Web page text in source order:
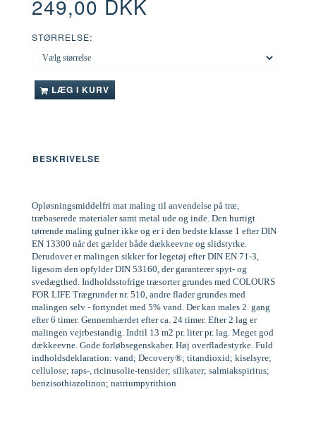
249,00 DKK
STØRRELSE:
LÆG I KURV
BESKRIVELSE
Opløsningsmiddelfri mat maling til anvendelse på træ,
træbaserede materialer samt metal ude og inde. Den hurtigt
tørrende maling gulner ikke og er i den bedste klasse 1 efter DIN
EN 13300 når det gælder både dækkeevne og slidstyrke.
Derudover er malingen sikker for legetøj efter DIN EN 71-3,
ligesom den opfylder DIN 53160, der garanterer spyt- og
svedægthed. Indholdsstofrige træsorter grundes med COLOURS
FOR LIFE Trægrunder nr. 510, andre flader grundes med
malingen selv - fortyndet med 5% vand. Der kan males 2. gang
efter 6 timer. Gennemhærdet efter ca. 24 timer. Efter 2 lag er
malingen vejrbestandig. Indtil 13 m2 pr. liter pr. lag. Meget god
dækkeevne. Gode forløbsegenskaber. Høj overfladestyrke. Fuld
indholdsdeklaration: vand; Decovery®; titandioxid; kiselsyre;
cellulose; raps-, ricinusolie-tensider; silikater; salmiakspiritus;
benzisothiazolinon; natriumpyrithion